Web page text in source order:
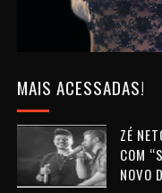
MAIS ACESSADAS!
ZÉ
COM
NOVO